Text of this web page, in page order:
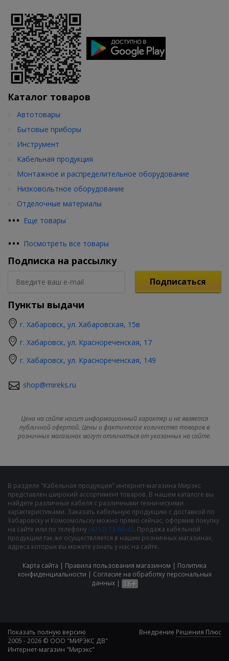
Каталог товаров
••• Еще товары
Автотовары
Бытовые приборы
Инструмент
Кабельная продукция
Монтажное и распределительное оборудование
Низковольтное оборудование
Отделочные материалы
••• Посмотреть все товары
Подписка на рассылку
Подписаться
Пункты выдачи
г. Хабаровск, ул. Хабаровская, 15в
г. Хабаровск, ул. Краснореченская, 17
г. Хабаровск, ул. Краснореченская, 149
shop@mireks.ru
Цена на сайте носит информационный характер и не является
публичной офертой. Цены и фактическое количество товаров в
розничных магазинах могут отличаться от указанных на сайте.
В разделе "Кабельная продукция" интернет-магазина Мирэкс
представлен широкий ассортимент товаров. В нашем каталоге вы
найдете различные кабеля с различными техническими
характеристиками. Заказать кабельную продукцию с доставкой по
Хабаровску и Комсомольску можно прямо сейчас, оформив покупку
на сайте или по телефону (4212) 73-60-42. Продажа кабельной
продукции так же осуществляется в наших розничных магазинах,
адреса которых вы можете узнать у нас на сайте.
Карта сайта | Правила пользования магазином | Политика
конфиденциальности | Cогласие на обработку персональных
данных|
Показать полную версию
2005 - 2026 © ООО "МИРЭКС ДВ"
Интернет-магазин "Мирэкс"
Внедрение Решения Плюс